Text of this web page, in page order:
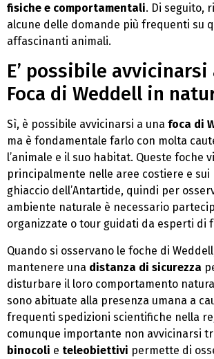
fisiche e comportamentali. Di seguito,
alcune delle domande più frequenti su
affascinanti animali.
E’ possibile avvicinarsi
Foca di Weddell in
Sì, è possibile avvicinarsi a una foca di
ma è fondamentale farlo con molta
l’animale e il suo habitat. Queste foche
principalmente nelle aree costiere e sui
ghiaccio dell’Antartide, quindi per
ambiente naturale è necessario
organizzate o tour guidati da esperti di
Quando si osservano le foche di
mantenere una distanza di sicurezza
disturbare il loro comportamento
sono abituate alla presenza umana a
frequenti spedizioni scientifiche nella
comunque importante non avvicinarsi
binocoli e teleobiettivi permette di